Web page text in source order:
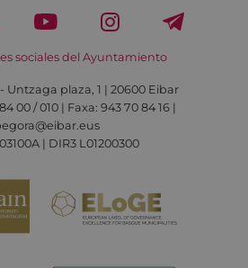
sociales del Ayuntamiento
Untzaga plaza, 1 | 20600 Eibar
00 / 010 | Faxa: 943 70 84 16 |
| DIR3 L01200300